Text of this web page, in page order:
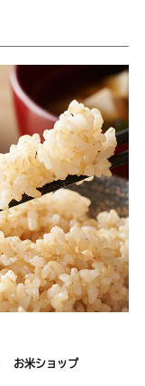
お米ショップ